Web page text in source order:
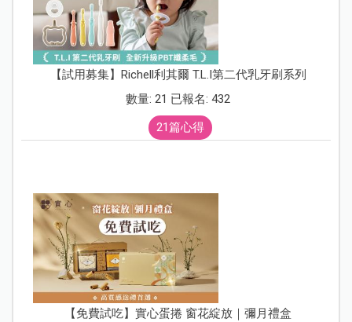
【試用募集】Richell利其爾 T.L.I第二代乳牙刷系列
數量: 21 已報名: 432
21篇心得
【免費試吃】實心蛋捲 窗花綻放｜彌月禮盒